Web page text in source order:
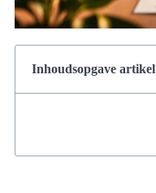
Inhoudsopgave artikel